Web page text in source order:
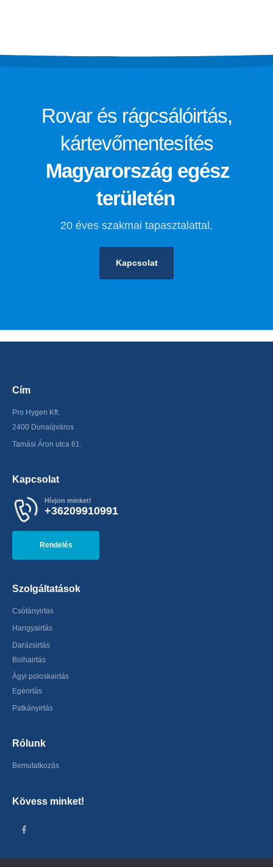
Rovar és rágcsálóirtás,
kártevőmentesítés
Magyarország egész
területén
20 éves szakmai tapasztalattal.
Kapcsolat
Cím
Pro Hygen Kft.
2400 Dunaújváros
Tamási Áron utca 61.
Kapcsolat
Hívjon minket!
+36209910991
Rendelés
Szolgáltatások
Csótányirtás
Hangyairtás
Darázsirtás
Bolhairtás
Ágyi poloskairtás
Egérirtás
Patkányirtás
Rólunk
Bemutatkozás
Kövess minket!